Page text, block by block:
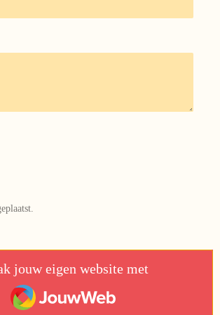
jouw eigen website met
JouwWeb